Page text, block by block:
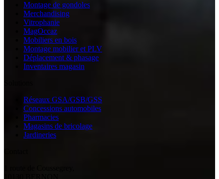
Montage de gondoles
Merchandising
Vitrophanie
MagOccaz
Mobiliers en bois
Montage mobilier et PLV
Déplacement & phasage
Inventaires magasin
Réseaux GSA/GSB/GSS
Concessions automobiles
Pharmacies
Magasins de bricolage
Jardineries